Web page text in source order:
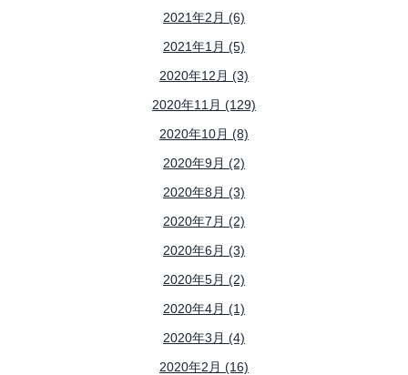
2021年2月 (6)
2021年1月 (5)
2020年12月 (3)
2020年11月 (129)
2020年10月 (8)
2020年9月 (2)
2020年8月 (3)
2020年7月 (2)
2020年6月 (3)
2020年5月 (2)
2020年4月 (1)
2020年3月 (4)
2020年2月 (16)